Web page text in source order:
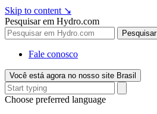
Skip to content ↘
Pesquisar em Hydro.com
Pesquisar
Fale conosco
Você está agora no nosso site Brasil
Choose preferred language